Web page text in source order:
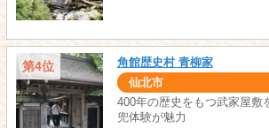
第4位 角館歴史村 青柳家
仙北市
400年の歴史をもつ武家屋敷
兜体験が魅力